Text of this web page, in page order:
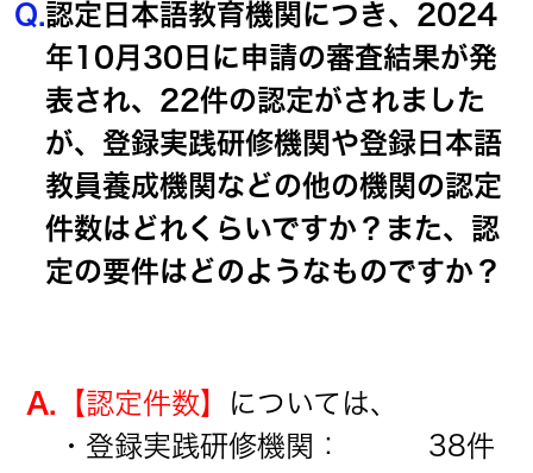
Q.認定日本語教育機関につき、2024
年10月30日に申請の審査結果が発
表され、22件の認定がされました
が、登録実践研修機関や登録日本語
教員養成機関などの他の機関の認定
件数はどれくらいですか？また、認
定の要件はどのようなものですか？
A. 【認定件数】
については、
・登録実践研修機関： 38件